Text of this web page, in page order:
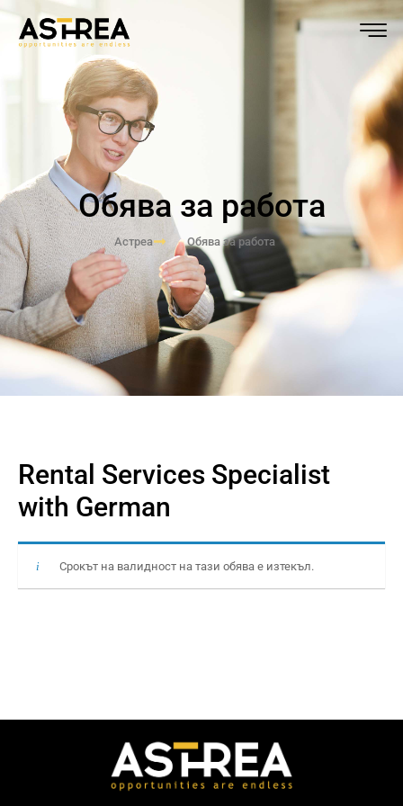
Обява за работа
Астреа Обява за работа
Rental Services Specialist
with German
Срокът на валидност на тази обява е изтекъл.